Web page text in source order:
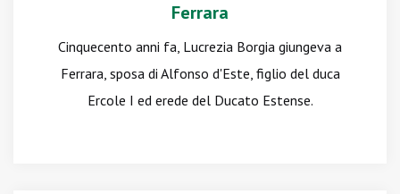
Ferrara
Cinquecento anni fa, Lucrezia Borgia giungeva a
Ferrara, sposa di Alfonso d'Este, figlio del duca
Ercole I ed erede del Ducato Estense.